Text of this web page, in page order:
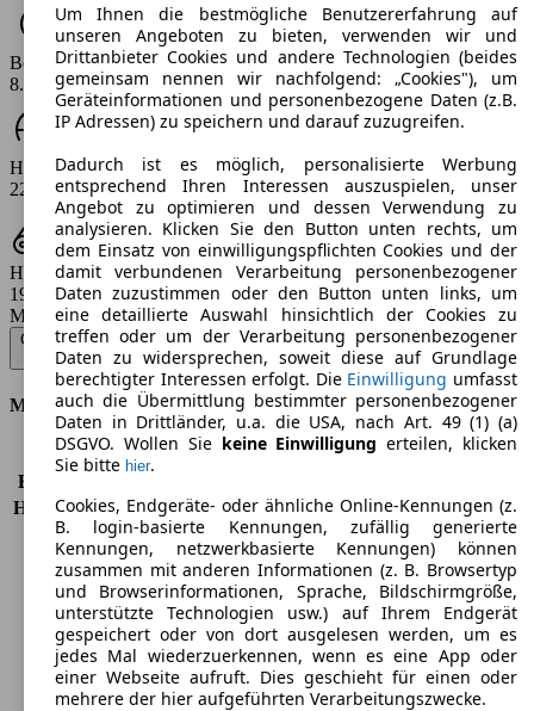
Beschleunigung (0-100 km/h)
8.9 s
Höchstgeschwindigkeit (km/h)
225 km/h
Hubraum
1999 ccm
Modellbezeichnung:
CLE 180 Coupe 9G-TRONIC Edition AVANTGARDE - 125 KW (170 PS)
(Seit 2024/10)▼
Motor & Leistung
KW (PS)
125 kW (170 PS)
Beschleunigung (0-100 km/h)
Höchstgeschwindigkeit (km/h) 225 km/h
Anzahl der Gänge
9
Drehmoment
250 nm
Hubraum
1999 ccm
Kraftstoff
Benzin
Zylinder
4
Getriebe
Automatik
Antriebsart
Hinterradantrieb
Um Ihnen die bestmögliche Benutzererfahrung auf
unseren Angeboten zu bieten, verwenden wir und
Drittanbieter Cookies und andere Technologien (beides
gemeinsam nennen wir nachfolgend: „Cookies"), um
Geräteinformationen und personenbezogene Daten (z.B.
IP Adressen) zu speichern und darauf zuzugreifen.
Dadurch ist es möglich, personalisierte Werbung
entsprechend Ihren Interessen auszuspielen, unser
Angebot zu optimieren und dessen Verwendung zu
analysieren. Klicken Sie den Button unten rechts, um
dem Einsatz von einwilligungspflichten Cookies und der
damit verbundenen Verarbeitung personenbezogener
Daten zuzustimmen oder den Button unten links, um
eine detaillierte Auswahl hinsichtlich der Cookies zu
treffen oder um der Verarbeitung personenbezogener
Daten zu widersprechen, soweit diese auf Grundlage
berechtigter Interessen erfolgt. Die Einwilligung umfasst
auch die Übermittlung bestimmter personenbezogener
Daten in Drittländer, u.a. die USA, nach Art. 49 (1) (a)
DSGVO. Wollen Sie keine Einwilligung erteilen, klicken
Sie bitte hier.
Cookies, Endgeräte- oder ähnliche Online-Kennungen (z.
B. login-basierte Kennungen, zufällig generierte
Kennungen, netzwerkbasierte Kennungen) können
zusammen mit anderen Informationen (z. B. Browsertyp
und Browserinformationen, Sprache, Bildschirmgröße,
unterstützte Technologien usw.) auf Ihrem Endgerät
gespeichert oder von dort ausgelesen werden, um es
jedes Mal wiederzuerkennen, wenn es eine App oder
einer Webseite aufruft. Dies geschieht für einen oder
mehrere der hier aufgeführten Verarbeitungszwecke.